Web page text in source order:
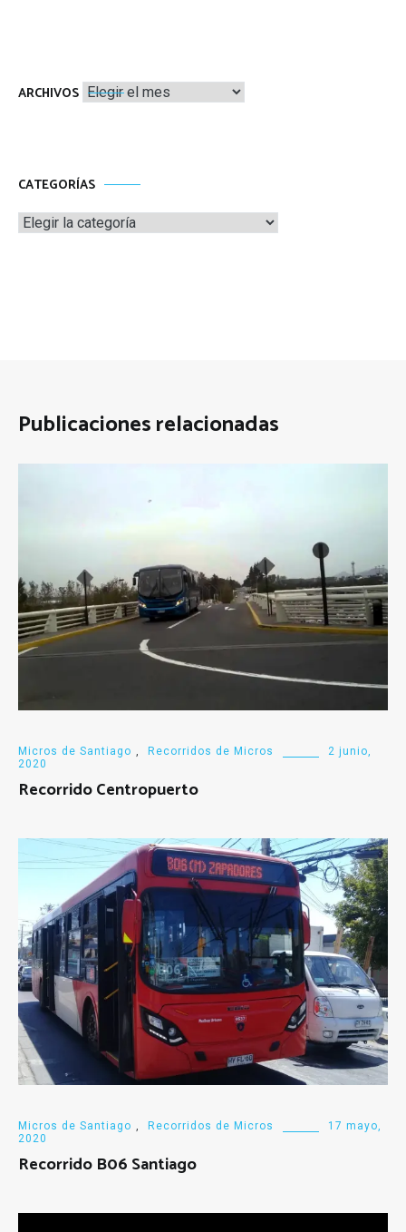
ARCHIVOS Archivos
CATEGORÍAS
Categorías
Publicaciones relacionadas
Micros de Santiago Recorridos de Micros
2 junio,
2020
Recorrido Centropuerto
Micros de Santiago Recorridos de Micros
17 mayo,
2020
Recorrido B06 Santiago